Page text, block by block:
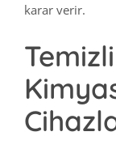
karar verir.